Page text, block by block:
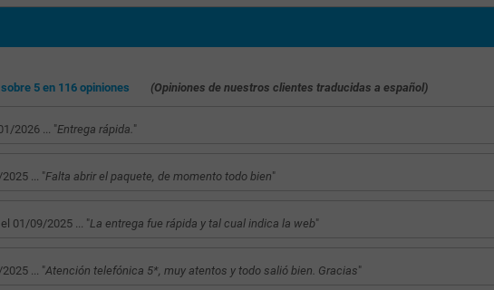
5 en 116 opiniones (Opiniones de nuestros clientes traducidas a español)
2026 ... "Entrega rápida. "
... "Falta abrir el paquete, de momento todo bien"
el 01/09/2025 ... "La entrega fue rápida y tal cual indica la web"
... "Atención telefónica 5*, muy atentos y todo salió bien. Gracias"